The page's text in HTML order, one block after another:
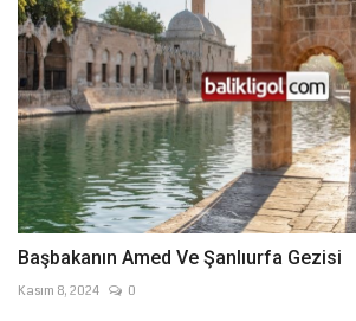
Başbakanın Amed Ve Şanlıurfa Gezisi
Kasım 8, 2024 0